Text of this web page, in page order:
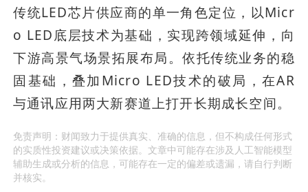
传统LED芯片供应商的单一角色定位，以Micr
o LED底层技术为基础，实现跨领域延伸，向
下游高景气场景拓展布局。依托传统业务的稳
固基础，叠加Micro LED技术的破局，在AR
与通讯应用两大新赛道上打开长期成长空间。
免责声明：财闻致力于提供真实、准确的信息，但不构成任何形式
的实质性投资建议或决策依据。文章中可能存在涉及人工智能模型
辅助生成或分析的信息，可能存在一定的偏差或遗漏，请自行判断
并核实。